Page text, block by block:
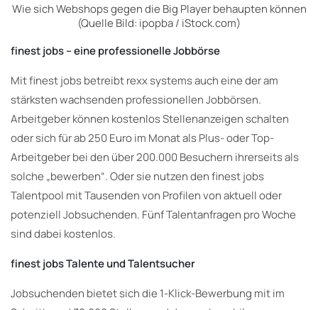
Wie sich Webshops gegen die Big Player behaupten können
(Quelle Bild: ipopba / iStock.com)
finest jobs – eine professionelle Jobbörse
Mit finest jobs betreibt rexx systems auch eine der am
stärksten wachsenden professionellen Jobbörsen.
Arbeitgeber können kostenlos Stellenanzeigen schalten
oder sich für ab 250 Euro im Monat als Plus- oder Top-
Arbeitgeber bei den über 200.000 Besuchern ihrerseits als
solche „bewerben“. Oder sie nutzen den finest jobs
Talentpool mit Tausenden von Profilen von aktuell oder
potenziell Jobsuchenden. Fünf Talentanfragen pro Woche
sind dabei kostenlos.
finest jobs Talente und Talentsucher
Jobsuchenden bietet sich die 1-Klick-Bewerbung mit im